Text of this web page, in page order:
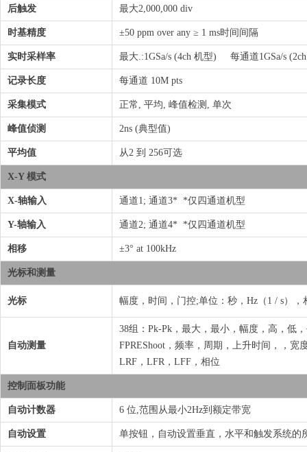
后触发 最大2,000,000 div
时基精度 ±50 ppm over any ≥ 1 ms时间间隔
实时采样率 最大.:1GSa/s (4ch 机型) 每通道1GSa/s
记录长度 每通道 10M pts
采集模式 正常, 平均, 峰值检测, 单次
峰值侦测 2ns (典型值)
平均值 从2 到 256可选
X-Y 模式
X-轴输入 通道1; 通道3* *仅四通道机型
Y-轴输入 通道2; 通道4* *仅四通道机型
相移 ±3° at 100kHz
光标和测量
光标 幅度，时间，门控;单位：秒，Hz（1 / s）
自动测量
38组：Pk-Pk，最大，最小，幅度，高，低
FPREShoot，频率，周期，上升时间，，宽
LRF，LFR，LFF，相位
控制面板功能
自动计数器 6 位,范围从最小2Hz到额定带宽
自动设置 单按钮，自动设置垂直，水平和触发系统的